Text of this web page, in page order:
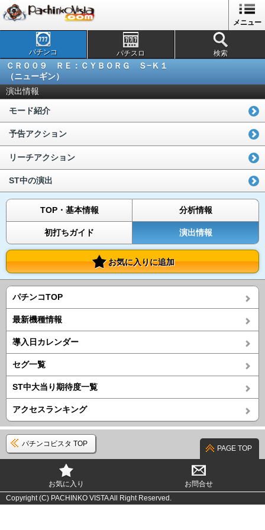
メニュー
パチンコ パチスロ 検索
ＣＲ００９ ＲＥ：ＣＹＢＯＲＧ Ｓ−Ｋ１
（ニューギン）
演出情報
モード紹介
予告アクション
リーチアクション
ST中の演出
TOP・基本情報 分析情報
初打ちガイド 演出情報
お気に入りに追加
パチンコTOP
最新機種情報
導入日カレンダー
セグ一覧
ST中大当り期待度一覧
アクセスランキング
パチンコビスタ TOP
PAGE TOP
お気に入り
お問合せ
Copyright (C) PACHINKO VISTA All Right Reserved.